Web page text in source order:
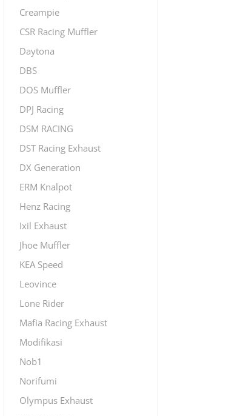
Creampie
CSR Racing Muffler
Daytona
DBS
DOS Muffler
DPJ Racing
DSM RACING
DST Racing Exhaust
DX Generation
ERM Knalpot
Henz Racing
Ixil Exhaust
Jhoe Muffler
KEA Speed
Leovince
Lone Rider
Mafia Racing Exhaust
Modifikasi
Nob1
Norifumi
Olympus Exhaust